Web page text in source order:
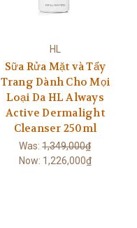
HL
Sữa Rửa Mặt và Tẩy
Trang Dành Cho Mọi
Loại Da HL Always
Active Dermalight
Cleanser 250ml
Was:1,349,000₫
Now: 1,226,000₫